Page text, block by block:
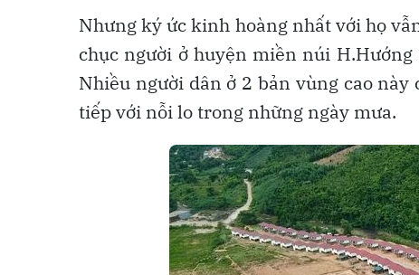
Nhưng ký ức kinh hoàng nhất với họ
chục người ở huyện miền núi
Nhiều người dân ở 2 bản vùng cao
tiếp với nỗi lo trong những ngày mưa.